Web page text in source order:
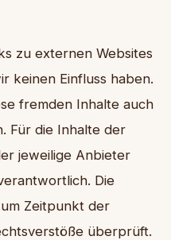
zu externen Websites
keinen Einfluss haben.
fremden Inhalte auch
Für die Inhalte der
jeweilige Anbieter
Die
Zeitpunkt der
überprüft.